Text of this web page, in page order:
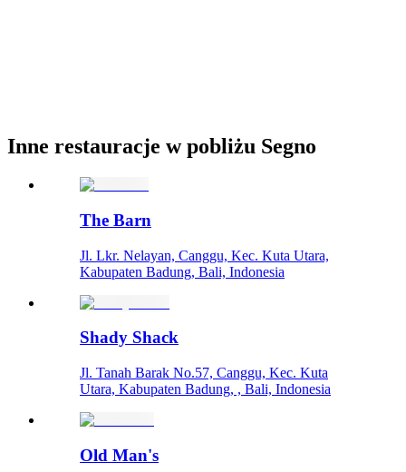
Inne restauracje w pobliżu Segno
The Barn
Jl. Lkr. Nelayan, Canggu, Kec. Kuta Utara,
Kabupaten Badung, Bali, Indonesia
Shady Shack
Jl. Tanah Barak No.57, Canggu, Kec. Kuta
Utara, Kabupaten Badung, , Bali, Indonesia
Old Man's